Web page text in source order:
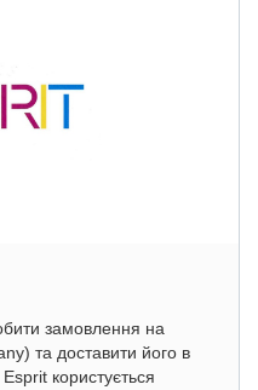
замовлення на
та доставити його в
користується